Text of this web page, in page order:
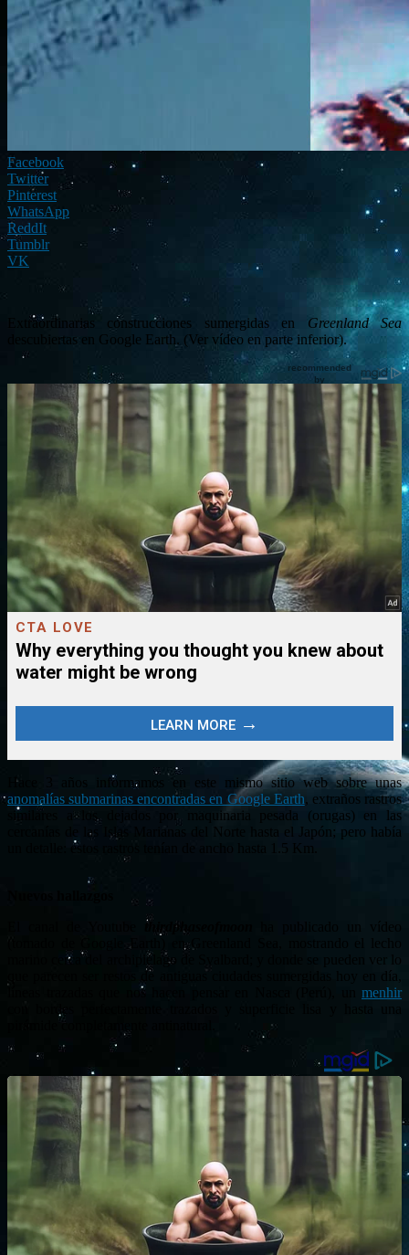
Facebook
Twitter
Pinterest
WhatsApp
ReddIt
Tumblr
VK
Extraordinarias construcciones sumergidas en Greenland Sea
descubiertas en Google Earth. (Ver vídeo en parte inferior).
Hace 3 años informamos en este mismo sitio web sobre unas
anomalías submarinas encontradas en Google Earth, extraños rastros
similares a los dejados por maquinaria pesada (orugas) en las
cercanías de las Islas Marianas del Norte hasta el Japón; pero había
un detalle: estos rastros tenían de ancho hasta 1.5 Km.
thirdphaseofmoon
(tomado de Google Earth) en Greenland Sea, mostrando el lecho
marino cerca del archipiélago de Svalbard; y donde se pueden ver lo
que parecen ser restos de antiguas ciudades sumergidas hoy en día,
líneas trazadas que nos hacen pensar en Nasca (Perú), un menhir
con bordes perfectamente trazados y superficie lisa y hasta una
pirámide completamente antinatural.